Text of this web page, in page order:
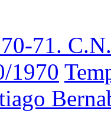
71.
1970